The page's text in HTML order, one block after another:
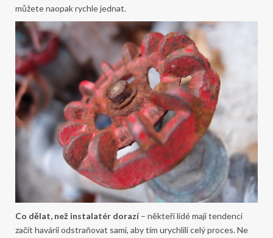
můžete naopak rychle jednat.
Co dělat, než instalatér dorazí – někteří lidé mají tendenci
začít havárii odstraňovat sami, aby tím urychlili celý proces. Ne